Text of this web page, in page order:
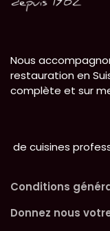
Nous
restauration en
complète et sur
de cuisines
Conditions
Donnez nous